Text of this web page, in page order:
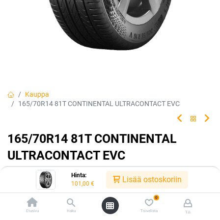
Hinta:
101,00 € Lisää ostoskoriin
Etusivu Haku
0
Toivelista Tili
Kauppa
165/70R14 81T CONTINENTAL ULTRACONTACT EVC
165/70R14 81T CONTINENTAL
ULTRACONTACT EVC
Tehty kestämään.
4019238065770 Tuotekoodi:239942
101,00€